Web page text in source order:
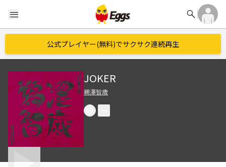
menu search
公式プレイヤー(無料)でサクサク連続再生
JOKER
鵜澤智歳